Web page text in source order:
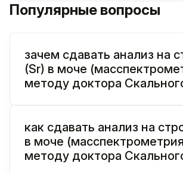
Популярные вопросы
зачем сдавать анализ на
(Sr) в моче
методу доктора
как сдавать анализ на
в моче
методу доктора